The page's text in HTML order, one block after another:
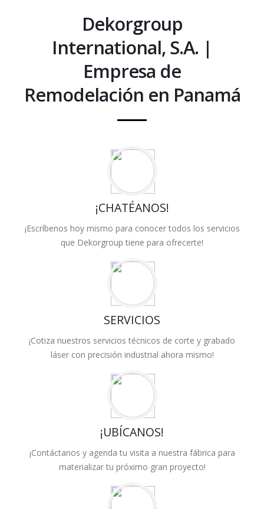
Dekorgroup
International, S.A. |
Empresa de
Remodelación en Panamá
¡CHATÉANOS!
¡Escríbenos hoy mismo para conocer todos los servicios
que Dekorgroup tiene para ofrecerte!
SERVICIOS
¡Cotiza nuestros servicios técnicos de corte y grabado
láser con precisión industrial ahora mismo!
¡UBÍCANOS!
¡Contáctanos y agenda tu visita a nuestra fábrica para
materializar tu próximo gran proyecto!